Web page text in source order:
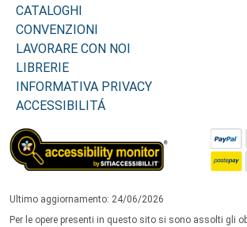
CATALOGHI
CONVENZIONI
LAVORARE CON NOI
LIBRERIE
INFORMATIVA PRIVACY
ACCESSIBILITÁ
Ultimo aggiornamento: 24/06/2026
Per le opere presenti in questo sito si sono assolti gli